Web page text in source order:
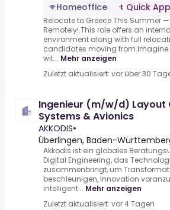
Homeoffice
Quick
Relocate to Greece This Summer
Remotely!.This role offers an
environment along with full
candidates moving
wit... Mehr anzeigen
Zuletzt aktualisiert: vor über 30
Ingenieur (m/w/d) Layout
Systems & Avionics
AKKODIS•
Überlingen, Baden-
Akkodis ist ein globales
Digital Engineering, das
zusammenbringt, um
beschleunigen, Innovation
intelligent... Mehr anzeigen
Zuletzt aktualisiert: vor 4 Tagen